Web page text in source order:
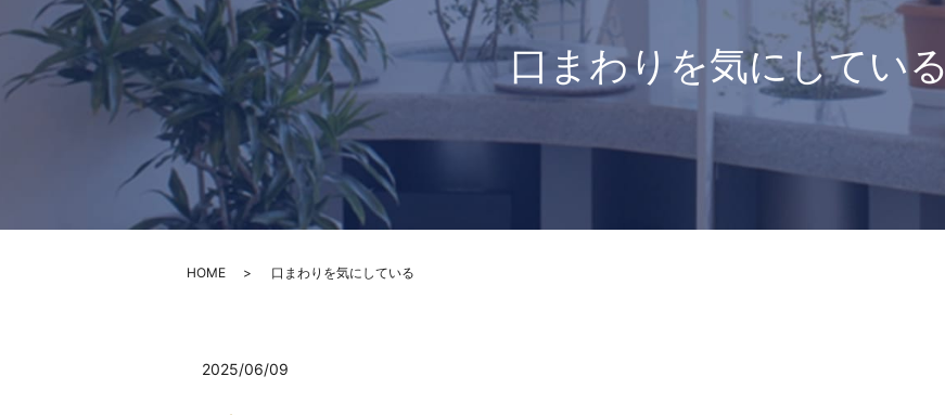
口まわりを気にしている
HOME 口まわりを気にしている
2025/06/09